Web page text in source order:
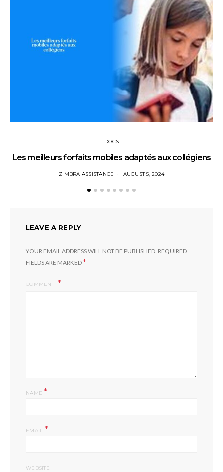
DOCS
Les meilleurs forfaits mobiles adaptés aux collégiens
ZIMBRA ASSISTANCE AUGUST 5, 2024
LEAVE A REPLY
YOUR EMAIL ADDRESS WILL NOT BE PUBLISHED. REQUIRED
FIELDS ARE MARKED*
COMMENT
NAME *
EMAIL *
WEBSITE